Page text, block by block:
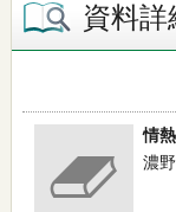
資料詳
情
濃